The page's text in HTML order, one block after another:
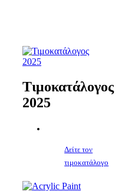
Τιμοκατάλογος
2025
Δείτε τον
τιμοκατάλογο